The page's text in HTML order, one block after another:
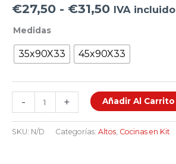
€27,50 - €31,50 IVA incluido
Medidas
35x90X33 45x90X33
- + Añadir Al Carrito
SKU: N/D Categorías: Altos, Cocinas en Kit